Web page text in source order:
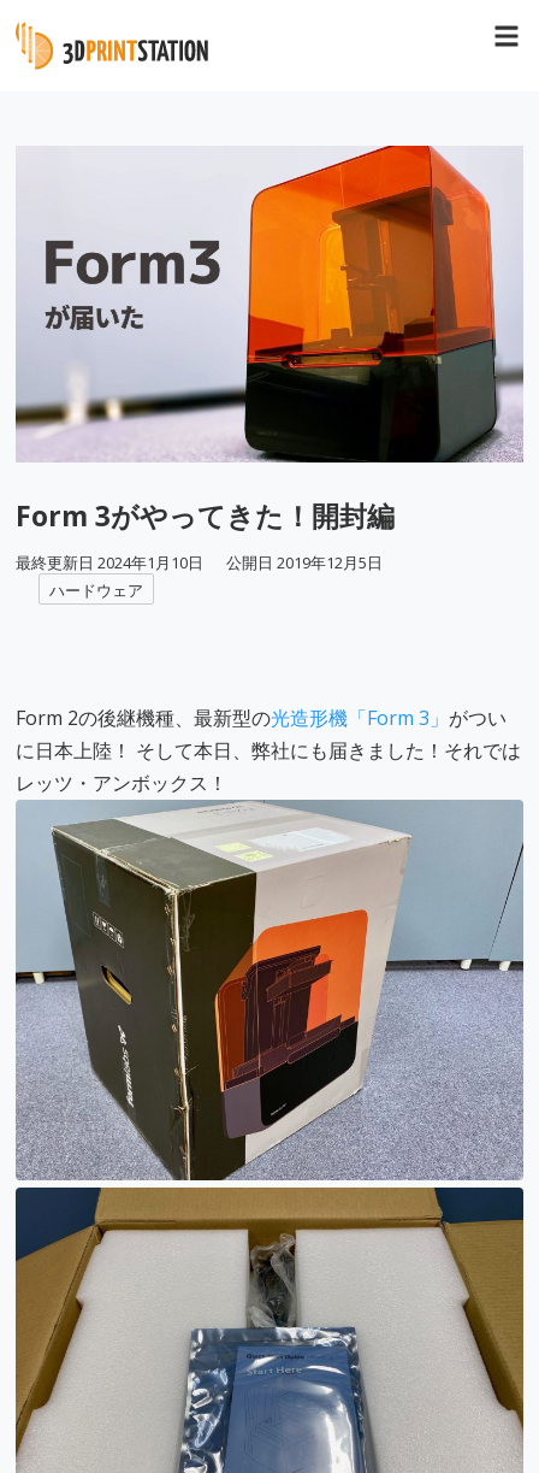
Form 3がやってきた！開封編
最終更新日 2024年1月10日 公開日 2019年12月5日
ハードウェア
Form 2の後継機種、最新型の光造形機「Form 3」 がつい
に日本上陸！ そして本日、弊社にも届きました！それでは
レッツ・アンボックス！